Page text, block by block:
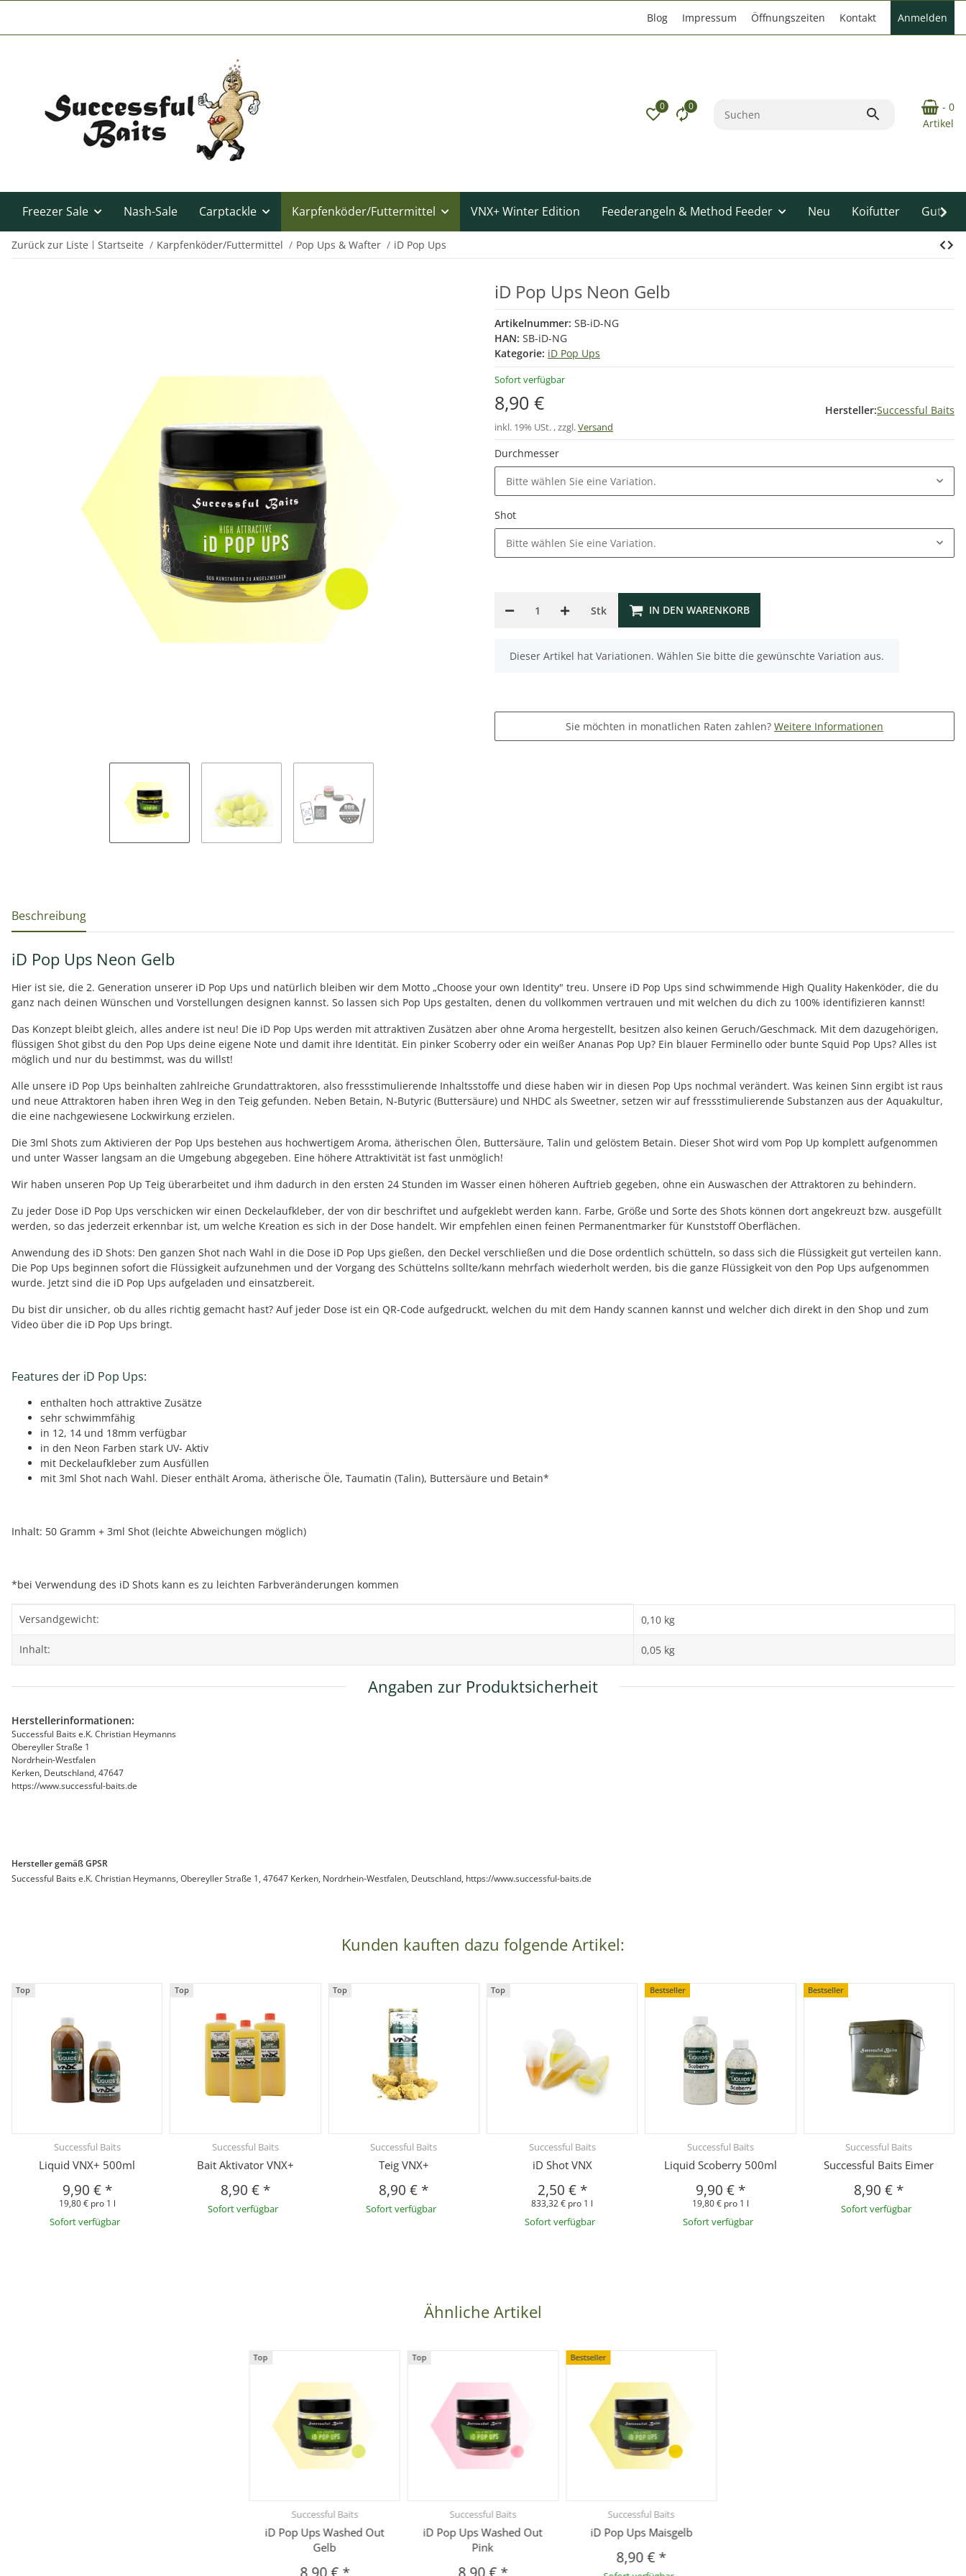
Blog Impressum Öffnungszeiten Kontakt Anmelden
0 0
- 0
Artikel
Freezer Sale Nash-Sale Carptackle Karpfenköder/Futtermittel VNX+ Winter Edition Feederangeln & Method Feeder Neu Koifutter
Zurück zur Liste Startseite Karpfenköder/Futtermittel Pop Ups & Wafter iD Pop Ups
iD Pop Ups Neon Gelb
Artikelnummer: SB-iD-NG
HAN: SB-iD-NG
Kategorie: iD Pop Ups
Sofort verfügbar
8,90 €
inkl. 19% USt. , zzgl.Versand
Hersteller:Successful Baits
Durchmesser
Bitte wählen Sie eine Variation.
Shot
Bitte wählen Sie eine Variation.
Stk IN DEN WARENKORB
x
Dieser Artikel hat Variationen. Wählen Sie bitte die gewünschte Variation aus.
Sie möchten in monatlichen Raten zahlen? Weitere Informationen
weitere Registerkarten anzeigen
Beschreibung
iD Pop Ups Neon Gelb
Hier ist sie, die 2. Generation unserer iD Pop Ups und natürlich bleiben wir dem Motto „Choose your own Identity" treu. Unsere iD Pop Ups sind schwimmende High Quality Hakenköder, die du
ganz nach deinen Wünschen und Vorstellungen designen kannst. So lassen sich Pop Ups gestalten, denen du vollkommen vertrauen und mit welchen du dich zu 100% identifizieren kannst!
Das Konzept bleibt gleich, alles andere ist neu! Die iD Pop Ups werden mit attraktiven Zusätzen aber ohne Aroma hergestellt, besitzen also keinen Geruch/Geschmack. Mit dem dazugehörigen,
flüssigen Shot gibst du den Pop Ups deine eigene Note und damit ihre Identität. Ein pinker Scoberry oder ein weißer Ananas Pop Up? Ein blauer Ferminello oder bunte Squid Pop Ups? Alles ist
möglich und nur du bestimmst, was du willst!
Alle unsere iD Pop Ups beinhalten zahlreiche Grundattraktoren, also fressstimulierende Inhaltsstoffe und diese haben wir in diesen Pop Ups nochmal verändert. Was keinen Sinn ergibt ist raus
und neue Attraktoren haben ihren Weg in den Teig gefunden. Neben Betain, N-Butyric (Buttersäure) und NHDC als Sweetner, setzen wir auf fressstimulierende Substanzen aus der Aquakultur,
die eine nachgewiesene Lockwirkung erzielen.
Die 3ml Shots zum Aktivieren der Pop Ups bestehen aus hochwertigem Aroma, ätherischen Ölen, Buttersäure, Talin und gelöstem Betain. Dieser Shot wird vom Pop Up komplett aufgenommen
und unter Wasser langsam an die Umgebung abgegeben. Eine höhere Attraktivität ist fast unmöglich!
Wir haben unseren Pop Up Teig überarbeitet und ihm dadurch in den ersten 24 Stunden im Wasser einen höheren Auftrieb gegeben, ohne ein Auswaschen der Attraktoren zu behindern.
Zu jeder Dose iD Pop Ups verschicken wir einen Deckelaufkleber, der von dir beschriftet und aufgeklebt werden kann. Farbe, Größe und Sorte des Shots können dort angekreuzt bzw. ausgefüllt
werden, so das jederzeit erkennbar ist, um welche Kreation es sich in der Dose handelt. Wir empfehlen einen feinen Permanentmarker für Kunststoff Oberflächen.
Anwendung des iD Shots: Den ganzen Shot nach Wahl in die Dose iD Pop Ups gießen, den Deckel verschließen und die Dose ordentlich schütteln, so dass sich die Flüssigkeit gut verteilen kann.
Die Pop Ups beginnen sofort die Flüssigkeit aufzunehmen und der Vorgang des Schüttelns sollte/kann mehrfach wiederholt werden, bis die ganze Flüssigkeit von den Pop Ups aufgenommen
wurde. Jetzt sind die iD Pop Ups aufgeladen und einsatzbereit.
Du bist dir unsicher, ob du alles richtig gemacht hast? Auf jeder Dose ist ein QR-Code aufgedruckt, welchen du mit dem Handy scannen kannst und welcher dich direkt in den Shop und zum
Video über die iD Pop Ups bringt.
Features der iD Pop Ups:
enthalten hoch attraktive Zusätze
sehr schwimmfähig
in 12, 14 und 18mm verfügbar
in den Neon Farben stark UV- Aktiv
mit Deckelaufkleber zum Ausfüllen
mit 3ml Shot nach Wahl. Dieser enthält Aroma, ätherische Öle, Taumatin (Talin), Buttersäure und Betain*
Inhalt: 50 Gramm + 3ml Shot (leichte Abweichungen möglich)
*bei Verwendung des iD Shots kann es zu leichten Farbveränderungen kommen
Produkteigenschaft
Wert
Versandgewicht: 0,10 kg
Inhalt: 0,05 kg
Angaben zur Produktsicherheit
Herstellerinformationen:
Successful Baits e.K. Christian Heymanns
Obereyller Straße 1
Nordrhein-Westfalen
Kerken, Deutschland, 47647
https://www.successful-baits.de
Hersteller gemäß GPSR
Successful Baits e.K. Christian Heymanns, Obereyller Straße 1, 47647 Kerken, Nordrhein-Westfalen, Deutschland, https://www.successful-baits.de
Kunden kauften dazu folgende Artikel:
Top
Successful Baits
Liquid VNX+ 500ml
9,90 € *
19,80 € pro 1 l
Sofort verfügbar
Top
Successful Baits
Bait Aktivator VNX+
8,90 € *
Sofort verfügbar
Top
Successful Baits
Teig VNX+
8,90 € *
Sofort verfügbar
Top
Successful Baits
iD Shot VNX
2,50 € *
833,32 € pro 1 l
Sofort verfügbar
Bestseller
Successful Baits
Liquid Scoberry 500ml
9,90 € *
19,80 € pro 1 l
Sofort verfügbar
Bestseller
Successful Baits
Successful Baits Eimer
8,90 € *
Sofort verfügbar
Ähnliche Artikel
Top
Successful Baits
iD Pop Ups Washed Out
Gelb
Top
Successful Baits
iD Pop Ups Washed Out
Pink
Bestseller
Successful Baits
iD Pop Ups Maisgelb
8,90 €*